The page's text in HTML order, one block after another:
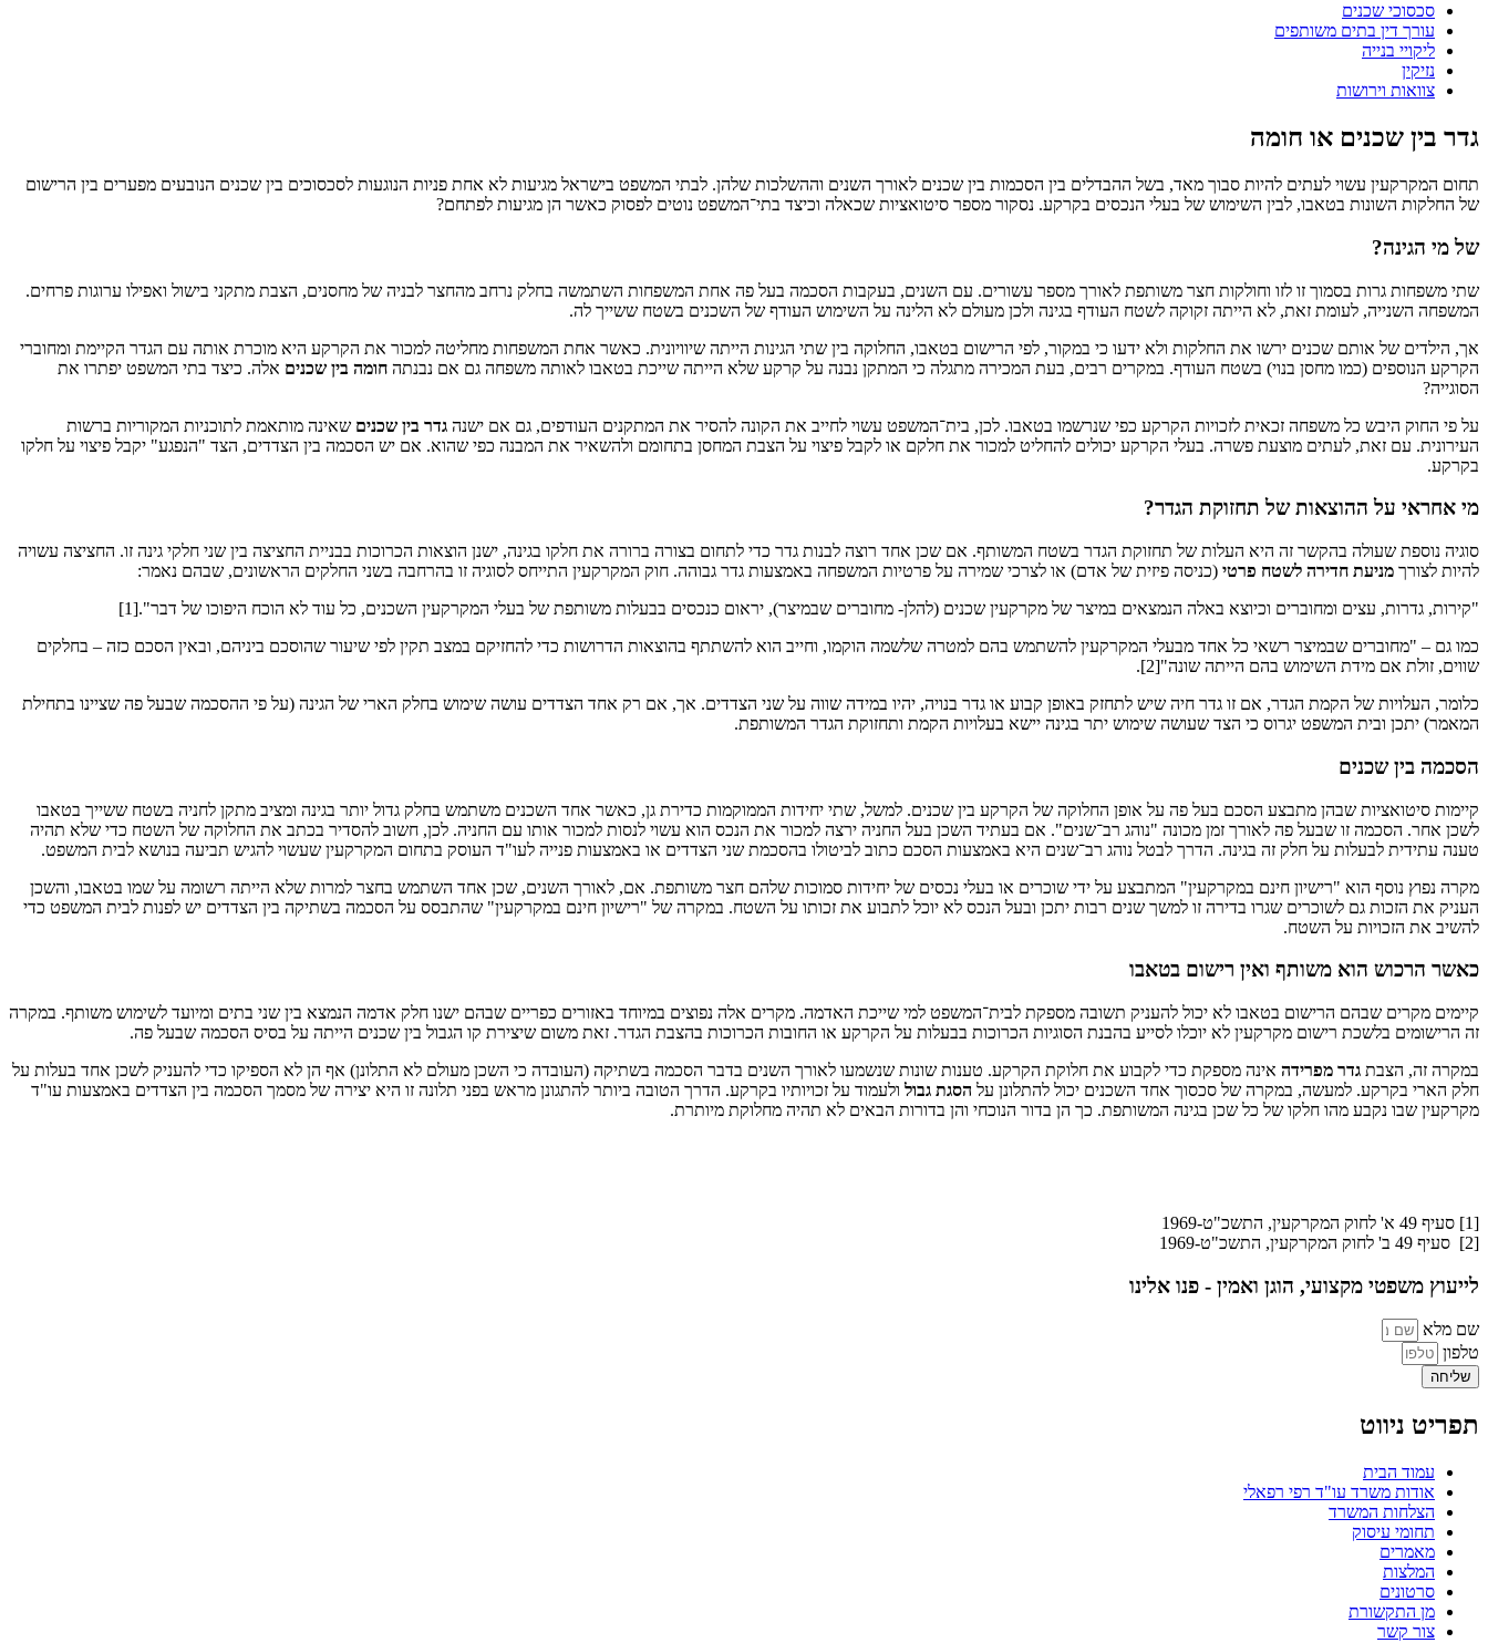
סכסוכי שכנים
עורך דין בתים משותפים
ליקויי בנייה
נזיקין
צוואות וירושות
גדר בין שכנים או חומה
תחום המקרקעין עשוי לעתים להיות סבוך מאד, בשל ההבדלים בין הסכמות בין שכנים לאורך השנים וההשלכות שלהן. לבתי המשפט בישראל מגיעות לא אחת פניות הנוגעות לסכסוכים בין שכנים הנובעים מפערים בין הרישום
של החלקות השונות בטאבו, לבין השימוש של בעלי הנכסים בקרקע. נסקור מספר סיטואציות שכאלה וכיצד בתי־המשפט נוטים לפסוק כאשר הן מגיעות לפתחם?
של מי הגינה?
שתי משפחות גרות בסמוך זו לזו וחולקות חצר משותפת לאורך מספר עשורים. עם השנים, בעקבות הסכמה בעל פה אחת המשפחות השתמשה בחלק נרחב מהחצר לבניה של מחסנים, הצבת מתקני בישול ואפילו ערוגות פרחים.
המשפחה השנייה, לעומת זאת, לא הייתה זקוקה לשטח העודף בגינה ולכן מעולם לא הלינה על השימוש העודף של השכנים בשטח ששייך לה.
אך, הילדים של אותם שכנים ירשו את החלקות ולא ידעו כי במקור, לפי הרישום בטאבו, החלוקה בין שתי הגינות הייתה שיוויונית. כאשר אחת המשפחות מחליטה למכור את הקרקע היא מוכרת אותה עם הגדר הקיימת ומחוברי
הקרקע הנוספים (כמו מחסן בנוי) בשטח העודף. במקרים רבים, בעת המכירה מתגלה כי המתקן נבנה על קרקע שלא הייתה שייכת בטאבו לאותה משפחה גם אם נבנתה חומה בין שכנים אלה. כיצד בתי המשפט יפתרו את
הסוגייה?
על פי החוק היבש כל משפחה זכאית לזכויות הקרקע כפי שנרשמו בטאבו. לכן, בית־המשפט עשוי לחייב את הקונה להסיר את המתקנים העודפים, גם אם ישנה גדר בין שכנים שאינה מותאמת לתוכניות המקוריות ברשות
העירונית. עם זאת, לעתים מוצעת פשרה. בעלי הקרקע יכולים להחליט למכור את חלקם או לקבל פיצוי על הצבת המחסן בתחומם ולהשאיר את המבנה כפי שהוא. אם יש הסכמה בין הצדדים, הצד "הנפגע" יקבל פיצוי על חלקו
בקרקע.
מי אחראי על ההוצאות של תחזוקת הגדר?
סוגיה נוספת שעולה בהקשר זה היא העלות של תחזוקת הגדר בשטח המשותף. אם שכן אחד רוצה לבנות גדר כדי לתחום בצורה ברורה את חלקו בגינה, ישנן הוצאות הכרוכות בבניית החציצה בין שני חלקי גינה זו. החציצה עשויה
להיות לצורך מניעת חדירה לשטח פרטי (כניסה פיזית של אדם) או לצרכי שמירה על פרטיות המשפחה באמצעות גדר גבוהה. חוק המקרקעין התייחס לסוגיה זו בהרחבה בשני החלקים הראשונים, שבהם נאמר:
"קירות, גדרות, עצים ומחוברים וכיוצא באלה הנמצאים במיצר של מקרקעין שכנים (להלן- מחוברים שבמיצר), יראום כנכסים בבעלות משותפת של בעלי המקרקעין השכנים, כל עוד לא הוכח היפוכו של דבר".[1]
כמו גם – "מחוברים שבמיצר רשאי כל אחד מבעלי המקרקעין להשתמש בהם למטרה שלשמה הוקמו, וחייב הוא להשתתף בהוצאות הדרושות כדי להחזיקם במצב תקין לפי שיעור שהוסכם ביניהם, ובאין הסכם כזה – בחלקים
שווים, זולת אם מידת השימוש בהם הייתה שונה"[2].
כלומר, העלויות של הקמת הגדר, אם זו גדר חיה שיש לתחזק באופן קבוע או גדר בנויה, יהיו במידה שווה על שני הצדדים. אך, אם רק אחד הצדדים עושה שימוש בחלק הארי של הגינה (על פי ההסכמה שבעל פה שציינו בתחילת
המאמר) יתכן ובית המשפט יגרוס כי הצד שעושה שימוש יתר בגינה יישא בעלויות הקמת ותחזוקת הגדר המשותפת.
הסכמה בין שכנים
קיימות סיטואציות שבהן מתבצע הסכם בעל פה על אופן החלוקה של הקרקע בין שכנים. למשל, שתי יחידות הממוקמות כדירת גן, כאשר אחד השכנים משתמש בחלק גדול יותר בגינה ומציב מתקן לחניה בשטח ששייך בטאבו
לשכן אחר. הסכמה זו שבעל פה לאורך זמן מכונה "נוהג רב־שנים". אם בעתיד השכן בעל החניה ירצה למכור את הנכס הוא עשוי לנסות למכור אותו עם החניה. לכן, חשוב להסדיר בכתב את החלוקה של השטח כדי שלא תהיה
טענה עתידית לבעלות על חלק זה בגינה. הדרך לבטל נוהג רב־שנים היא באמצעות הסכם כתוב לביטולו בהסכמת שני הצדדים או באמצעות פנייה לעו"ד העוסק בתחום המקרקעין שעשוי להגיש תביעה בנושא לבית המשפט.
מקרה נפוץ נוסף הוא "רישיון חינם במקרקעין" המתבצע על ידי שוכרים או בעלי נכסים של יחידות סמוכות שלהם חצר משותפת. אם, לאורך השנים, שכן אחד השתמש בחצר למרות שלא הייתה רשומה על שמו בטאבו, והשכן
העניק את הזכות גם לשוכרים שגרו בדירה זו למשך שנים רבות יתכן ובעל הנכס לא יוכל לתבוע את זכותו על השטח. במקרה של "רישיון חינם במקרקעין" שהתבסס על הסכמה בשתיקה בין הצדדים יש לפנות לבית המשפט כדי
להשיב את הזכויות על השטח.
כאשר הרכוש הוא משותף ואין רישום בטאבו
קיימים מקרים שבהם הרישום בטאבו לא יכול להעניק תשובה מספקת לבית־המשפט למי שייכת האדמה. מקרים אלה נפוצים במיוחד באזורים כפריים שבהם ישנו חלק אדמה הנמצא בין שני בתים ומיועד לשימוש משותף. במקרה
זה הרישומים בלשכת רישום מקרקעין לא יוכלו לסייע בהבנת הסוגיות הכרוכות בבעלות על הקרקע או החובות הכרוכות בהצבת הגדר. זאת משום שיצירת קו הגבול בין שכנים הייתה על בסיס הסכמה שבעל פה.
במקרה זה, הצבת גדר מפרידה אינה מספקת כדי לקבוע את חלוקת הקרקע. טענות שונות שנשמעו לאורך השנים בדבר הסכמה בשתיקה (העובדה כי השכן מעולם לא התלונן) אף הן לא הספיקו כדי להעניק לשכן אחד בעלות על
חלק הארי בקרקע. למעשה, במקרה של סכסוך אחד השכנים יכול להתלונן על הסגת גבול ולעמוד על זכויותיו בקרקע. הדרך הטובה ביותר להתגונן מראש בפני תלונה זו היא יצירה של מסמך הסכמה בין הצדדים באמצעות עו"ד
מקרקעין שבו נקבע מהו חלקו של כל שכן בגינה המשותפת. כך הן בדור הנוכחי והן בדורות הבאים לא תהיה מחלוקת מיותרת.
[1] סעיף 49 א' לחוק המקרקעין, התשכ"ט-1969
[2] סעיף 49 ב' לחוק המקרקעין, התשכ"ט-1969
לייעוץ משפטי מקצועי, הוגן ואמין - פנו אלינו
שם מלא
טלפון
שליחה
תפריט ניווט
עמוד הבית
אודות משרד עו"ד רפי רפאלי
הצלחות המשרד
תחומי עיסוק
מאמרים
המלצות
סרטונים
מן התקשורת
צור קשר